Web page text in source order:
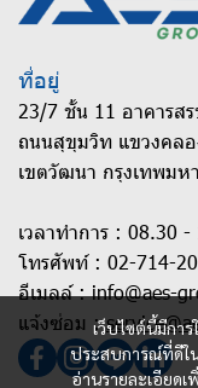
เว็บไซต์นี้มีกา
ประสบการณ์ที่ดีใ
อ่านรายละเอียดเ
ที่อยู่
23/7 ชั้น 11 อาคารส
ถนนสุขุมวิท แขวงคล
เขตวัฒนา กรุงเทพมห
เวลาทำการ : 08.30
โทรศัพท์ : 02-714-
อีเมลล์ :info@aes-
แจ้งซ่อม :